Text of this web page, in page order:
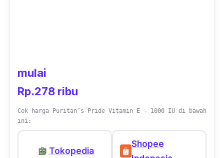
mulai
Rp.278 ribu
Cek harga Puritan’s Pride Vitamin E - 1000 IU di bawah
ini:
Tokopedia
Shopee